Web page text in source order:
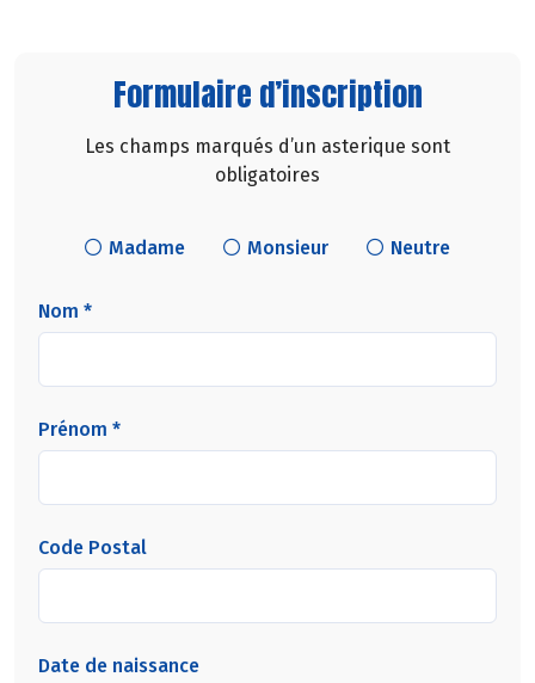
Formulaire d’inscription
Les champs marqués d’un asterique sont
obligatoires
Madame Monsieur Neutre
Nom *
Prénom *
Code Postal
Date de naissance